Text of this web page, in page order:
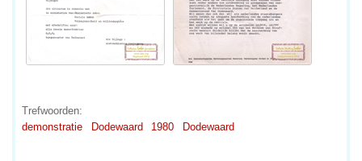
Trefwoorden:
demonstratie
Dodewaard 1980 Dodewaard